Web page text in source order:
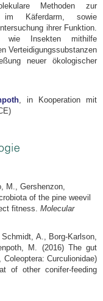
Methoden zur
im Käferdarm, sowie
ihrer Funktion.
wie Insekten mithilfe
Verteidigungssubstanzen
neuer ökologischer
, in Kooperation mit
M., Gershenzon,
of the pine weevil
fitness. Molecular
A., Borg-Karlson,
M. (2016) The gut
, Coleoptera: Curculionidae)
of other conifer-feeding